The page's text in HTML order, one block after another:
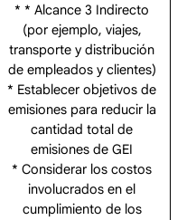
* * Alcance 3 Indirecto
(por ejemplo, viajes,
transporte y distribución
de empleados y clientes)
* Establecer objetivos de
emisiones para reducir la
cantidad total de
emisiones de GEI
* Considerar los costos
involucrados en el
cumplimiento de los